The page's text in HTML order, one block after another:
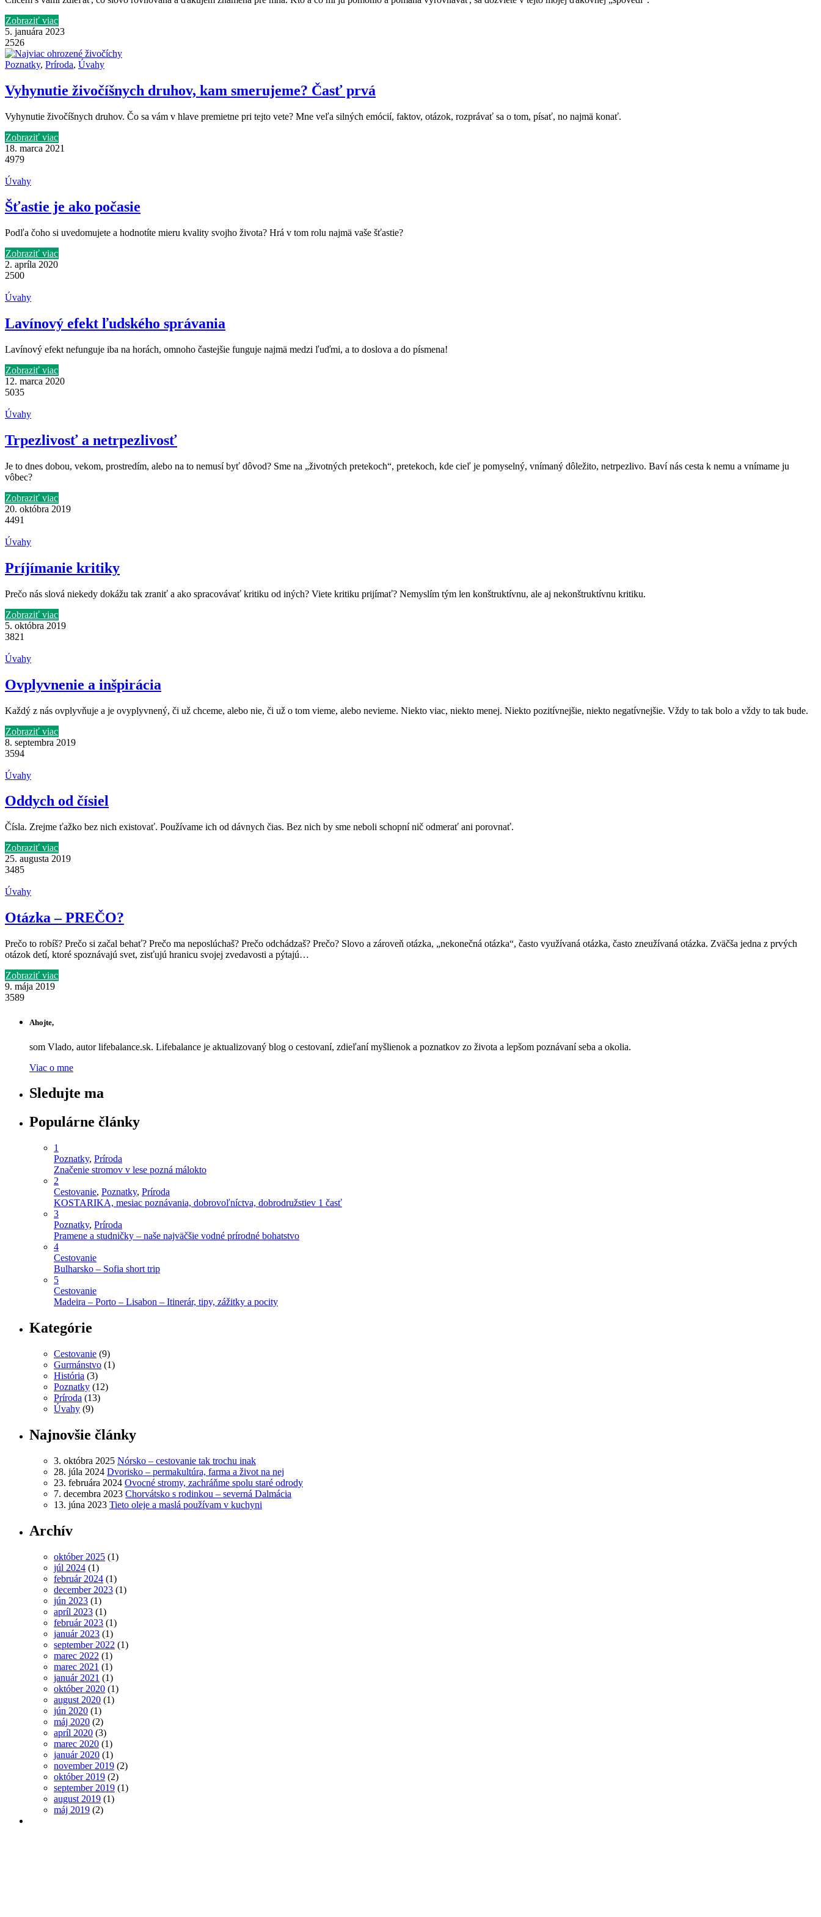
Zobraziť viac
5. januára 2023
2526
Poznatky, Príroda, Úvahy
Vyhynutie živočíšnych druhov, kam smerujeme? Časť prvá
Vyhynutie živočíšnych druhov. Čo sa vám v hlave premietne pri tejto vete? Mne veľa silných emócií, faktov, otázok, rozprávať sa o tom, písať, no najmä konať.
Zobraziť viac
18. marca 2021
4979
Úvahy
Šťastie je ako počasie
Podľa čoho si uvedomujete a hodnotíte mieru kvality svojho života? Hrá v tom rolu najmä vaše šťastie?
Zobraziť viac
2. apríla 2020
2500
Úvahy
Lavínový efekt ľudského správania
Lavínový efekt nefunguje iba na horách, omnoho častejšie funguje najmä medzi ľuďmi, a to doslova a do písmena!
Zobraziť viac
12. marca 2020
5035
Úvahy
Trpezlivosť a netrpezlivosť
Je to dnes dobou, vekom, prostredím, alebo na to nemusí byť dôvod? Sme na „životných pretekoch“, pretekoch, kde cieľ je pomyselný, vnímaný dôležito, netrpezlivo. Baví nás cesta k nemu a vnímame ju
vôbec?
Zobraziť viac
20. októbra 2019
4491
Úvahy
Príjímanie kritiky
Prečo nás slová niekedy dokážu tak zraniť a ako spracovávať kritiku od iných? Viete kritiku prijímať? Nemyslím tým len konštruktívnu, ale aj nekonštruktívnu kritiku.
Zobraziť viac
5. októbra 2019
3821
Úvahy
Ovplyvnenie a inšpirácia
Každý z nás ovplyvňuje a je ovyplyvnený, či už chceme, alebo nie, či už o tom vieme, alebo nevieme. Niekto viac, niekto menej. Niekto pozitívnejšie, niekto negatívnejšie. Vždy to tak bolo a vždy to tak bude.
Zobraziť viac
8. septembra 2019
3594
Úvahy
Oddych od čísiel
Čísla. Zrejme ťažko bez nich existovať. Používame ich od dávnych čias. Bez nich by sme neboli schopní nič odmerať ani porovnať.
Zobraziť viac
25. augusta 2019
3485
Úvahy
Otázka – PREČO?
Prečo to robíš? Prečo si začal behať? Prečo ma neposlúchaš? Prečo odchádzaš? Prečo? Slovo a zároveň otázka, „nekonečná otázka“, často využívaná otázka, často zneužívaná otázka. Zväčša jedna z prvých
otázok detí, ktoré spoznávajú svet, zisťujú hranicu svojej zvedavosti a pýtajú…
Zobraziť viac
9. mája 2019
3589
Ahojte,
som Vlado, autor lifebalance.sk. Lifebalance je aktualizovaný blog o cestovaní, zdieľaní myšlienok a poznatkov zo života a lepšom poznávaní seba a okolia.
Viac o mne
Sledujte ma
Populárne články
1
Poznatky, Príroda
Značenie stromov v lese pozná málokto
2
Cestovanie, Poznatky, Príroda
KOSTARIKA, mesiac poznávania, dobrovoľníctva, dobrodružstiev 1 časť
3
Poznatky, Príroda
Pramene a studničky – naše najväčšie vodné prírodné bohatstvo
4
Cestovanie
Bulharsko – Sofia short trip
5
Cestovanie
Madeira – Porto – Lisabon – Itinerár, tipy, zážitky a pocity
Kategórie
Cestovanie (9)
Gurmánstvo (1)
História (3)
Poznatky (12)
Príroda (13)
Úvahy (9)
Najnovšie články
3. októbra 2025 Nórsko – cestovanie tak trochu inak
28. júla 2024 Dvorisko – permakultúra, farma a život na nej
23. februára 2024 Ovocné stromy, zachráňme spolu staré odrody
7. decembra 2023 Chorvátsko s rodinkou – severná Dalmácia
13. júna 2023 Tieto oleje a maslá používam v kuchyni
Archív
október 2025 (1)
júl 2024 (1)
február 2024 (1)
december 2023 (1)
jún 2023 (1)
apríl 2023 (1)
február 2023 (1)
január 2023 (1)
september 2022 (1)
marec 2022 (1)
marec 2021 (1)
január 2021 (1)
október 2020 (1)
august 2020 (1)
jún 2020 (1)
máj 2020 (2)
apríl 2020 (3)
marec 2020 (1)
január 2020 (1)
november 2019 (2)
október 2019 (2)
september 2019 (1)
august 2019 (1)
máj 2019 (2)